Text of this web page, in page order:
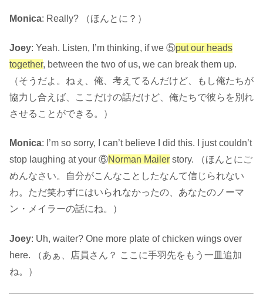
Monica: Really? （ほんとに？）
Joey: Yeah. Listen, I’m thinking, if we ⑤put our heads
together, between the two of us, we can break them up.
（そうだよ。ねぇ、俺、考えてるんだけど、もし俺たちが
協力し合えば、ここだけの話だけど、俺たちで彼らを別れ
させることができる。）
Monica: I’m so sorry, I can’t believe I did this. I just couldn’t
stop laughing at your ⑥Norman Mailer story. （ほんとにご
めんなさい。自分がこんなことしたなんて信じられない
わ。ただ笑わずにはいられなかったの、あなたのノーマ
ン・メイラーの話にね。）
Joey: Uh, waiter? One more plate of chicken wings over
here. （あぁ、店員さん？ ここに手羽先をもう一皿追加
ね。）